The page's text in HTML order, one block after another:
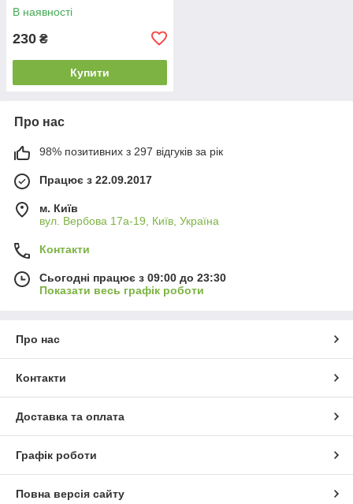
В наявності
230 ₴
Купити
Про нас
98% позитивних з 297 відгуків за рік
Працює з 22.09.2017
м. Київ
вул. Вербова 17а-19, Київ, Україна
Контакти
Сьогодні працює з 09:00 до 23:30
Показати весь графік роботи
Про нас
Контакти
Доставка та оплата
Графік роботи
Повна версія сайту